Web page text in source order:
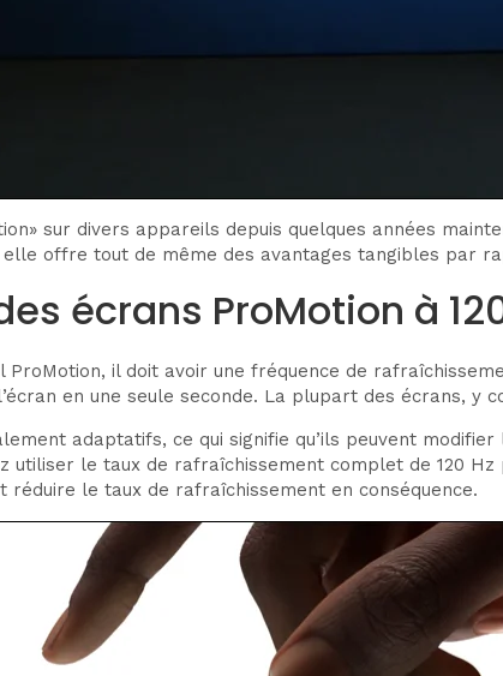
sur divers appareils depuis quelques années
elle offre tout de même des avantages tangibles par
écrans ProMotion à
ProMotion, il doit avoir une fréquence de
en une seule seconde. La plupart des écrans,
adaptatifs, ce qui signifie qu’ils peuvent
utiliser le taux de rafraîchissement complet de 120
le taux de rafraîchissement en conséquence.